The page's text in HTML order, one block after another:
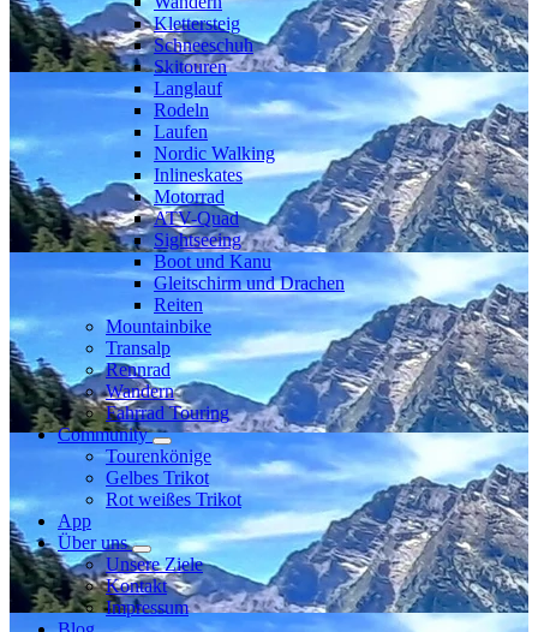
Klettersteig
Schneeschuh
Skitouren
Langlauf
Rodeln
Laufen
Nordic Walking
Inlineskates
Motorrad
ATV-Quad
Sightseeing
Boot und Kanu
Gleitschirm und Drachen
Reiten
Mountainbike
Transalp
Rennrad
Wandern
Fahrrad Touring
Community
Tourenkönige
Gelbes Trikot
Rot weißes Trikot
App
Über uns
Unsere Ziele
Kontakt
Impressum